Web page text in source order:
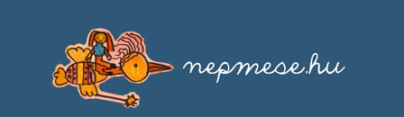
útján terjedő elbeszélésekből,
melyeket olyan ismert gyűjtők
állítottak össze, mint Benedek